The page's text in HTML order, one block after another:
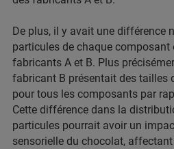
De plus, il y avait une différence
particules de chaque composant
fabricants A et B. Plus
fabricant B présentait des tailles
pour tous les composants par
Cette différence dans la
particules pourrait avoir un
sensorielle du chocolat,